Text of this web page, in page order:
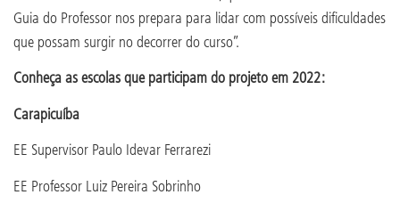
Guia do Professor nos prepara para lidar com possíveis dificuldades
que possam surgir no decorrer do curso”.
Conheça as escolas que participam do projeto em 2022:
Carapicuíba
EE Supervisor Paulo Idevar Ferrarezi
EE Professor Luiz Pereira Sobrinho